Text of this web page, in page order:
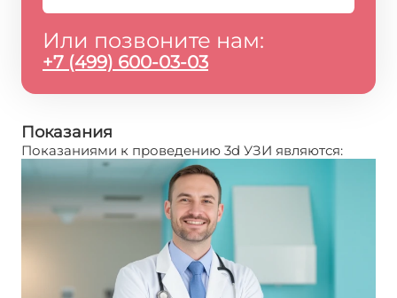
Или позвоните нам:
+7 (499) 600-03-03
Показания
Показаниями к проведению 3d УЗИ являются: